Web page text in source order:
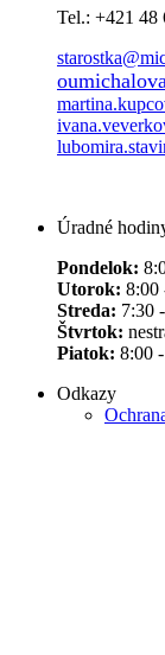
Tel.: +421 48
Úradné
Pondelok:
Utorok: 8:00
Streda: 7:30
Štvrtok:
Piatok: 8:00
Odkazy